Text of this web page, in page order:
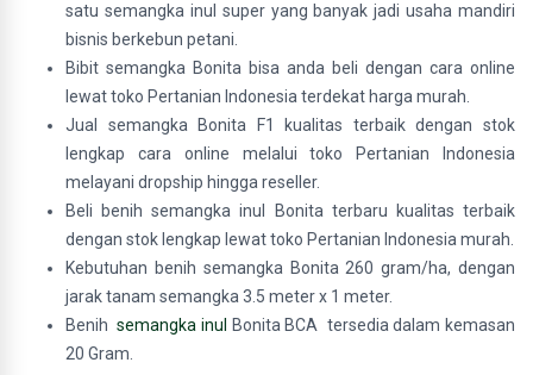
satu semangka inul super yang banyak jadi usaha mandiri
bisnis berkebun petani.
Bibit semangka Bonita bisa anda beli dengan cara online
lewat toko Pertanian Indonesia terdekat harga murah.
Jual semangka Bonita F1 kualitas terbaik dengan stok
lengkap cara online melalui toko Pertanian Indonesia
melayani dropship hingga reseller.
Beli benih semangka inul Bonita terbaru kualitas terbaik
dengan stok lengkap lewat toko Pertanian Indonesia murah.
Kebutuhan benih semangka Bonita 260 gram/ha, dengan
jarak tanam semangka 3.5 meter x 1 meter.
Benihsemangka inul
Bonita BCA tersedia dalam kemasan
20 Gram.